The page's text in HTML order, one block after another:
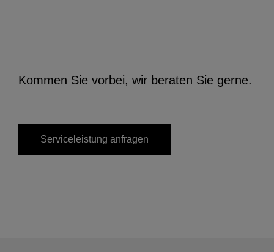
Kommen Sie vorbei, wir beraten Sie gerne.
Serviceleistung anfragen